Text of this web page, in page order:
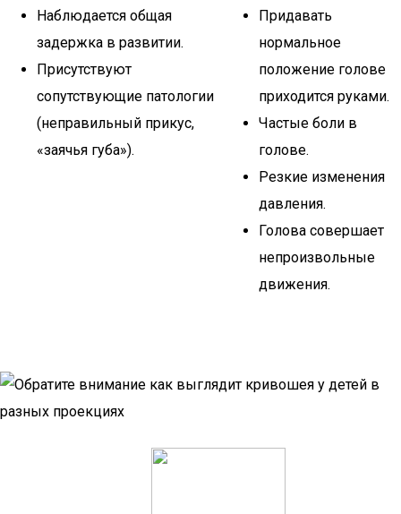
Наблюдается общая
задержка в развитии.
Присутствуют
сопутствующие патологии
(неправильный прикус,
«заячья губа»).
Придавать
нормальное
положение голове
приходится руками.
Частые боли в
голове.
Резкие изменения
давления.
Голова совершает
непроизвольные
движения.